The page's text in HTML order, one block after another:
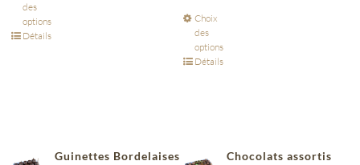
des
options
Détails
Choix
des
options
Détails
Guinettes Bordelaises Chocolats assortis